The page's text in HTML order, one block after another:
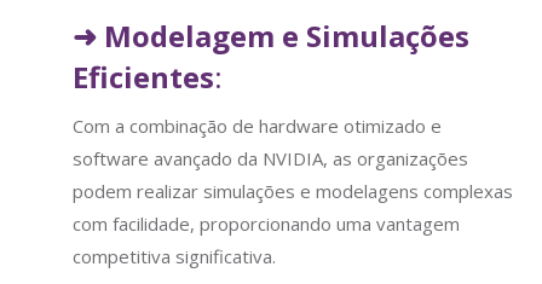
➜ Modelagem e Simulações
Eficientes:
Com a combinação de hardware otimizado e
software avançado da NVIDIA, as organizações
podem realizar simulações e modelagens complexas
com facilidade, proporcionando uma vantagem
competitiva significativa.